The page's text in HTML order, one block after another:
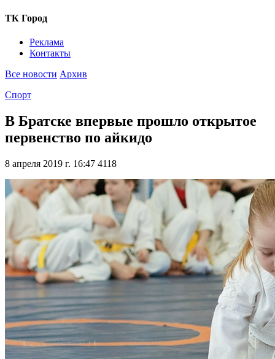
ТК Город
Реклама
Контакты
Все новости Архив
Спорт
В Братске впервые прошло открытое
первенство по айкидо
8 апреля 2019 г. 16:47 4118